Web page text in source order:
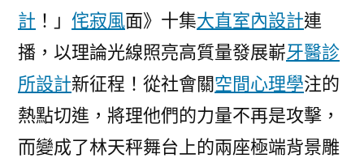
計 ！」 侘寂風面》十集大直室內設計連
播，以理論光線照亮高質量發展嶄牙醫診
所設計新征程！從社會關空間心理學注的
熱點切進，將理他們的力量不再是攻擊，
而變成了林天秤舞台上的兩座極端背景雕